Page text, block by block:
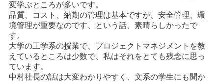
変学ぶところが多いです。
品質、コスト、納期の管理は基本ですが、安全管理、環
境管理が重要なのです、という話、素晴らしかったで
す。
大学の工学系の授業で、プロジェクトマネジメントを教
えているところは少数で、私はそれをとても残念に思っ
ています。
中村社長の話は大変わかりやすく、文系の学生にも聞か